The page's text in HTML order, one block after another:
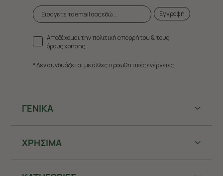
ΓΕΝΙΚΑ
ΧΡHΣΙΜΑ
Εγγραφή
Αποδέχομαι την πολιτική απορρήτου & τους
όρους χρήσης.
* Δεν συνδυάζεται με άλλες προωθητικές ενέργειες.